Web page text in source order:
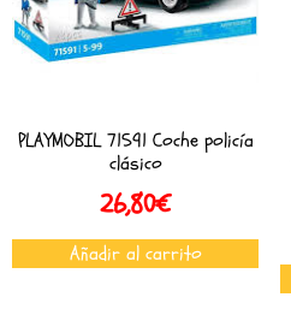
PLAYMOBIL 71591 Coche policía
clásico
26,80€
Añadir al carrito